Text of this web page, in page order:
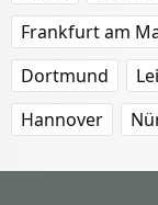
Frankfurt am
Dortmund
Hannover